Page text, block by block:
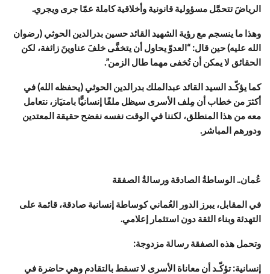
الرياضَ تتحمَّل مسؤولية قانونية وأخلاقية كاملة عمّا جرى ويجري.
وهذا ما ينسجم مع رؤية الشهيد القائد حسين بدرالدين الحوثي (رضوان
الله عليه) حين قال: “العدوّ يحاول أن يتخفَّى خلفَ عناوينَ زائفة، لكن
الحقائق لا يمكن أن تُخفى مهما طال الزمن”.
كما يؤكّـد السيد القائد عبدالملك بدرالدين الحوثي (يحفظه الله) في
أكثرَ من خطاب أن مِلف الأسرى سيظل ملفًا إنسانيًّا بامتيَاز، نتعامل
معه من هذا المنطلق، لكننا في الوقت نفسه نفضح حقيقة المعتدين
ودورهم المباشر.
عُمان.. الوساطةُ الصادقة ورسالةُ الصفقة
في المقابل، يبرز الدور العُماني كوساطة إنسانية صادقة، قائمة على
التهدئة وبناء الثقة دون استثمار إعلامي.
وتحمل هذه الصفقة رسالة مزدوجة:
إنسانية: تؤكّـد أن معاناة الأسرى لا تسقط بالتقادم وهي حاضرة في